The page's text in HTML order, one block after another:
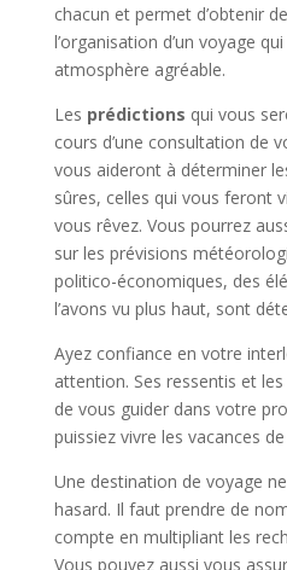
chacun et permet d’obtenir
l’organisation d’un voyage
atmosphère agréable.
Les prédictions qui vous
cours d’une consultation de
vous aideront à déterminer
sûres, celles qui vous feront
vous rêvez. Vous pourrez
sur les prévisions
politico-économiques, des
l’avons vu plus haut, sont
Ayez confiance en votre
attention. Ses ressentis et les
de vous guider dans votre
puissiez vivre les vacances
Une destination de voyage
hasard. Il faut prendre de
compte en multipliant les
Vous pouvez aussi vous